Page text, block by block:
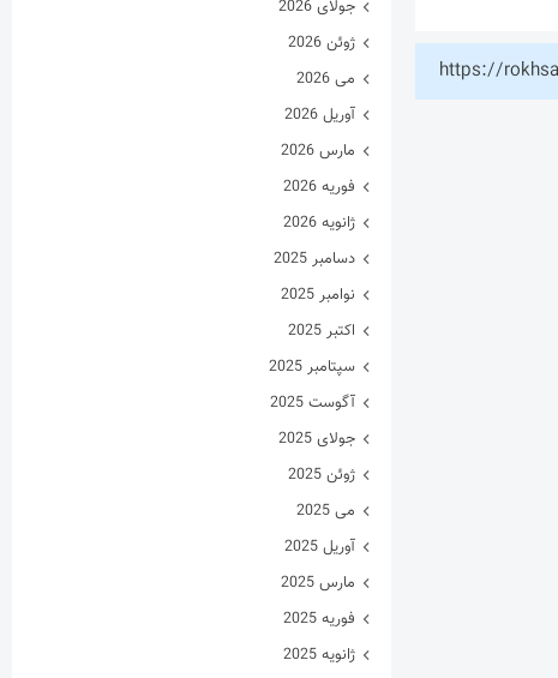
https://
جولای 2026
ژوئن 2026
می 2026
آوریل 2026
مارس 2026
فوریه 2026
ژانویه 2026
دسامبر 2025
نوامبر 2025
اکتبر 2025
سپتامبر 2025
آگوست 2025
جولای 2025
ژوئن 2025
می 2025
آوریل 2025
مارس 2025
فوریه 2025
ژانویه 2025